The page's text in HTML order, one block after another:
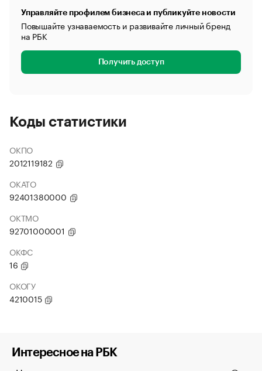
Управляйте профилем бизнеса и публикуйте новости
Повышайте узнаваемость и развивайте личный бренд
на РБК
Получить доступ
Коды статистики
ОКПО
2012119182
ОКАТО
92401380000
ОКТМО
92701000001
ОКФС
16
ОКОГУ
4210015
Интересное на РБК